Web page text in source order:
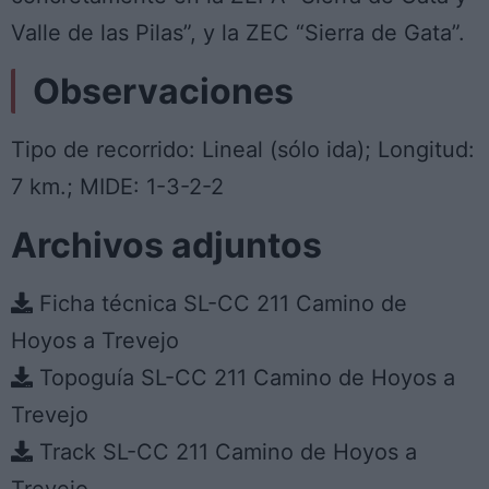
Valle de las Pilas”, y la ZEC “Sierra de Gata”.
Observaciones
Tipo de recorrido: Lineal (sólo ida); Longitud:
7 km.; MIDE: 1-3-2-2
Archivos adjuntos
Ficha técnica SL-CC 211 Camino de
Hoyos a Trevejo
Topoguía SL-CC 211 Camino de Hoyos a
Trevejo
Track SL-CC 211 Camino de Hoyos a